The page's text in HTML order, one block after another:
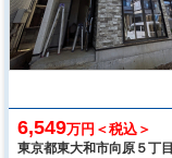
6,549万円＜税込＞
東京都東大和市向原５丁目